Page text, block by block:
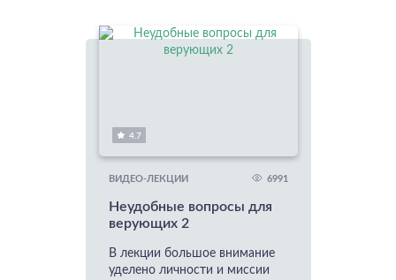
4.7
ВИДЕО-ЛЕКЦИИ 6991
Неудобные вопросы для
верующих 2
В лекции большое внимание
уделено личности и миссии